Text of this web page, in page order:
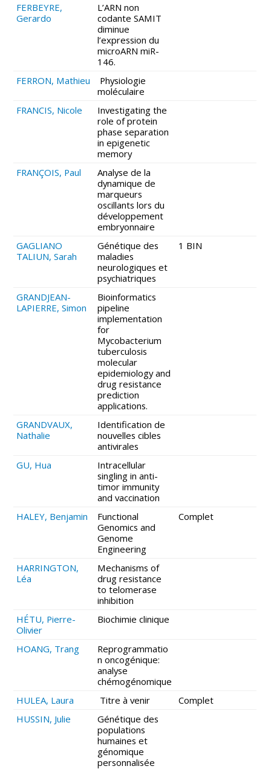
FERBEYRE,
Gerardo
L’ARN non
codante SAMIT
diminue
l’expression du
microARN miR-
146.
FERRON, Mathieu
Physiologie
moléculaire
FRANCIS, Nicole
Investigating the
role of protein
phase separation
in epigenetic
memory
FRANÇOIS, Paul
Analyse de la
dynamique de
marqueurs
oscillants lors du
développement
embryonnaire
GAGLIANO
TALIUN, Sarah
Génétique des
maladies
neurologiques et
psychiatriques
1 BIN
GRANDJEAN-
LAPIERRE, Simon
Bioinformatics
pipeline
implementation
for
Mycobacterium
tuberculosis
molecular
epidemiology and
drug resistance
prediction
applications.
GRANDVAUX,
Nathalie
Identification de
nouvelles cibles
antivirales
GU, Hua
Intracellular
singling in anti-
timor immunity
and vaccination
HALEY, Benjamin
Functional
Genomics and
Genome
Engineering
Complet
HARRINGTON,
Léa
Mechanisms of
drug resistance
to telomerase
inhibition
HÉTU, Pierre-
Olivier
Biochimie clinique
HOANG, Trang
Reprogrammatio
n oncogénique:
analyse
chémogénomique
HULEA, Laura
Titre à venir
Complet
HUSSIN, Julie
Génétique des
populations
humaines et
génomique
personnalisée